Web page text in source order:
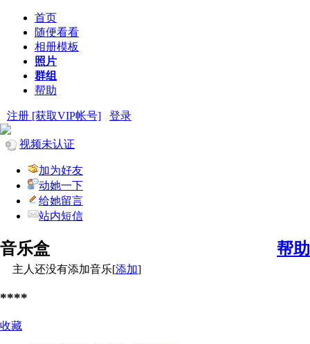
首页
随便看看
相册模板
照片
群组
帮助
注册 [获取VIP帐号] 登录
视频未认证
加为好友
动她一下
给她留言
站内短信
帮助
音乐盒
主人还没有添加音乐[添加]
****
收藏